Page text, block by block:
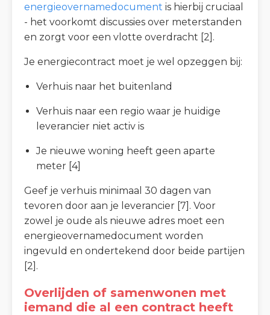
energieovernamedocument is hierbij cruciaal
- het voorkomt discussies over meterstanden
en zorgt voor een vlotte overdracht [2].
Je energiecontract moet je wel opzeggen bij:
Verhuis naar het buitenland
Verhuis naar een regio waar je huidige
leverancier niet activ is
Je nieuwe woning heeft geen aparte
meter [4]
Geef je verhuis minimaal 30 dagen van
tevoren door aan je leverancier [7]. Voor
zowel je oude als nieuwe adres moet een
energieovernamedocument worden
ingevuld en ondertekend door beide partijen
[2].
Overlijden of samenwonen met
iemand die al een contract heeft